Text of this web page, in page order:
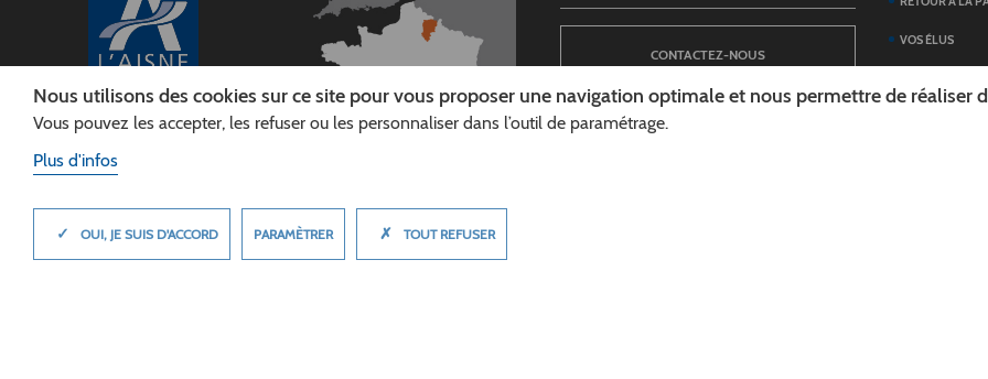
CONSEIL
L'AISNE
Rue Paul Doumer
CONTACTEZ-NOUS
VOS ÉLUS
DÉPARTEMENT
Nous utilisons des cookies sur ce site pour vous proposer une navigation optimale et nous permettre de réaliser
Vous pouvez les accepter, les refuser ou les personnaliser dans l’outil de paramétrage.
Plus d'infos
✓ OUI, JE SUIS D'ACCORD PARAMÈTRER ✗ TOUT REFUSER
MASQUER